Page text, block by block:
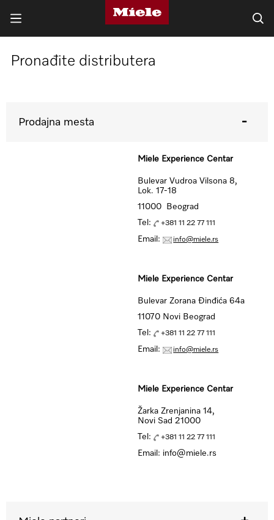
Pronađite distributera
Prodajna mesta
Miele Experience Centar
Bulevar Vudroa Vilsona 8,
Lok. 17-18
11000 Beograd
Tel:
+381 11 22 77 111
Email: info@miele.rs
Miele Experience Centar
Bulevar Zorana Đinđića 64a
11070 Novi Beograd
Tel:
+381 11 22 77 111
Email: info@miele.rs
Miele Experience Centar
Žarka Zrenjanina 14,
Novi Sad 21000
Tel:
+381 11 22 77 111
Email: info@miele.rs